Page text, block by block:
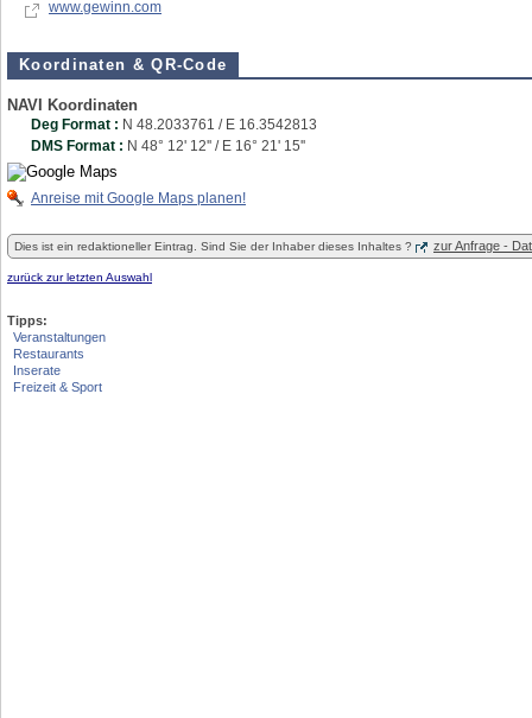
www.gewinn.com
Koordinaten & QR-Code
NAVI Koordinaten
Deg Format : N 48.2033761 / E 16.3542813
DMS Format : N 48° 12' 12'' / E 16° 21' 15''
Anreise mit Google Maps planen!
Dies ist ein redaktioneller Eintrag. Sind Sie der Inhaber dieses Inhaltes ? zur Anfrage -
zurück zur letzten Auswahl
Tipps:
Veranstaltungen
Restaurants
Inserate
Freizeit & Sport